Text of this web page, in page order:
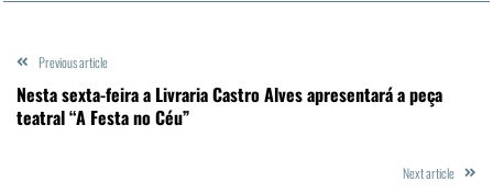
Previous article
Nesta sexta-feira a Livraria Castro Alves apresentará a peça
teatral “A Festa no Céu”
Next article